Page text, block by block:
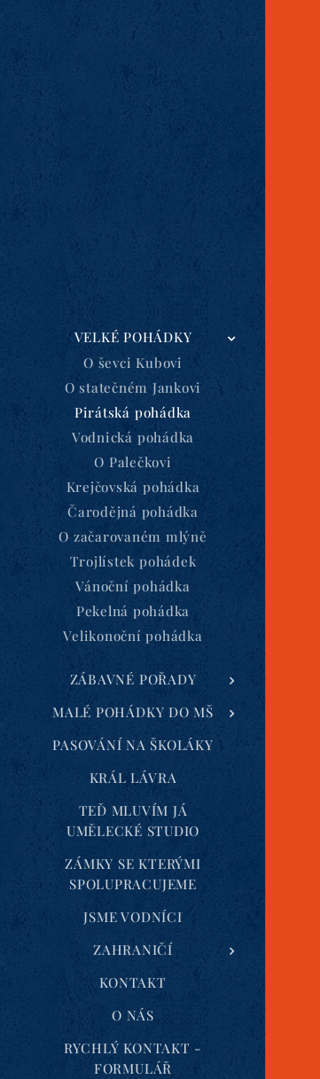
VELKÉ POHÁDKY
O ševci Kubovi
O statečném Jankovi
Pirátská pohádka
Vodnická pohádka
O Palečkovi
Krejčovská pohádka
Čarodějná pohádka
O začarovaném mlýně
Trojlístek pohádek
Vánoční pohádka
Pekelná pohádka
Velikonoční pohádka
ZÁBAVNÉ POŘADY
MALÉ POHÁDKY DO MŠ
PASOVÁNÍ NA ŠKOLÁKY
KRÁL LÁVRA
TEĎ MLUVÍM JÁ
UMĚLECKÉ STUDIO
ZÁMKY SE KTERÝMI
SPOLUPRACUJEME
JSME VODNÍCI
ZAHRANIČÍ
KONTAKT
O NÁS
RYCHLÝ KONTAKT -
FORMULÁŘ